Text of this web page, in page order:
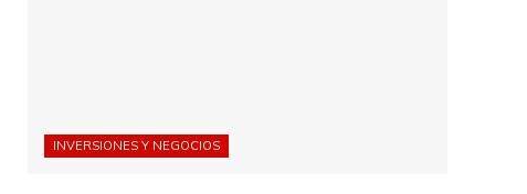
INVERSIONES Y NEGOCIOS